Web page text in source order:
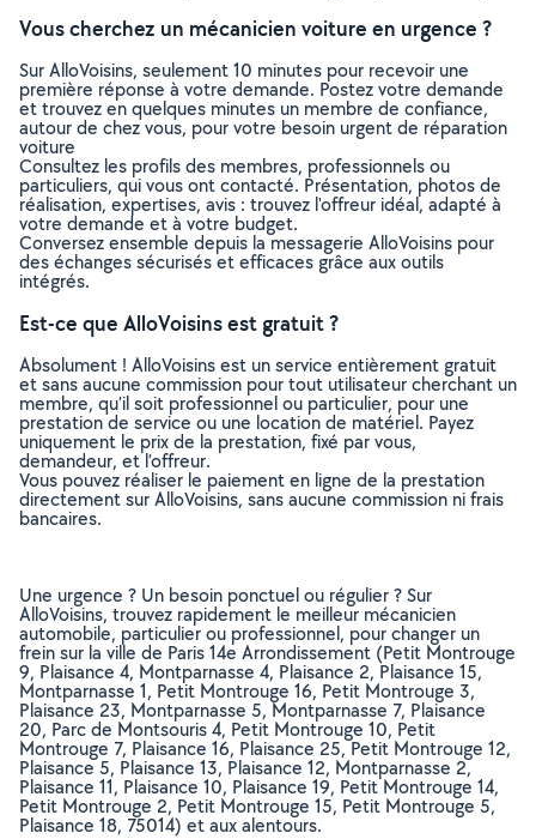
Vous cherchez un mécanicien voiture en urgence ?
Sur AlloVoisins, seulement 10 minutes pour recevoir une
première réponse à votre demande. Postez votre demande
et trouvez en quelques minutes un membre de confiance,
autour de chez vous, pour votre besoin urgent de réparation
voiture
Consultez les profils des membres, professionnels ou
particuliers, qui vous ont contacté. Présentation, photos de
réalisation, expertises, avis : trouvez l'offreur idéal, adapté à
votre demande et à votre budget.
Conversez ensemble depuis la messagerie AlloVoisins pour
des échanges sécurisés et efficaces grâce aux outils
intégrés.
Est-ce que AlloVoisins est gratuit ?
Absolument ! AlloVoisins est un service entièrement gratuit
et sans aucune commission pour tout utilisateur cherchant un
membre, qu’il soit professionnel ou particulier, pour une
prestation de service ou une location de matériel. Payez
uniquement le prix de la prestation, fixé par vous,
demandeur, et l’offreur.
Vous pouvez réaliser le paiement en ligne de la prestation
directement sur AlloVoisins, sans aucune commission ni frais
bancaires.
Une urgence ? Un besoin ponctuel ou régulier ? Sur
AlloVoisins, trouvez rapidement le meilleur mécanicien
automobile, particulier ou professionnel, pour changer un
frein sur la ville de Paris 14e Arrondissement (Petit Montrouge
9, Plaisance 4, Montparnasse 4, Plaisance 2, Plaisance 15,
Montparnasse 1, Petit Montrouge 16, Petit Montrouge 3,
Plaisance 23, Montparnasse 5, Montparnasse 7, Plaisance
20, Parc de Montsouris 4, Petit Montrouge 10, Petit
Montrouge 7, Plaisance 16, Plaisance 25, Petit Montrouge 12,
Plaisance 5, Plaisance 13, Plaisance 12, Montparnasse 2,
Plaisance 11, Plaisance 10, Plaisance 19, Petit Montrouge 14,
Petit Montrouge 2, Petit Montrouge 15, Petit Montrouge 5,
Plaisance 18, 75014) et aux alentours.